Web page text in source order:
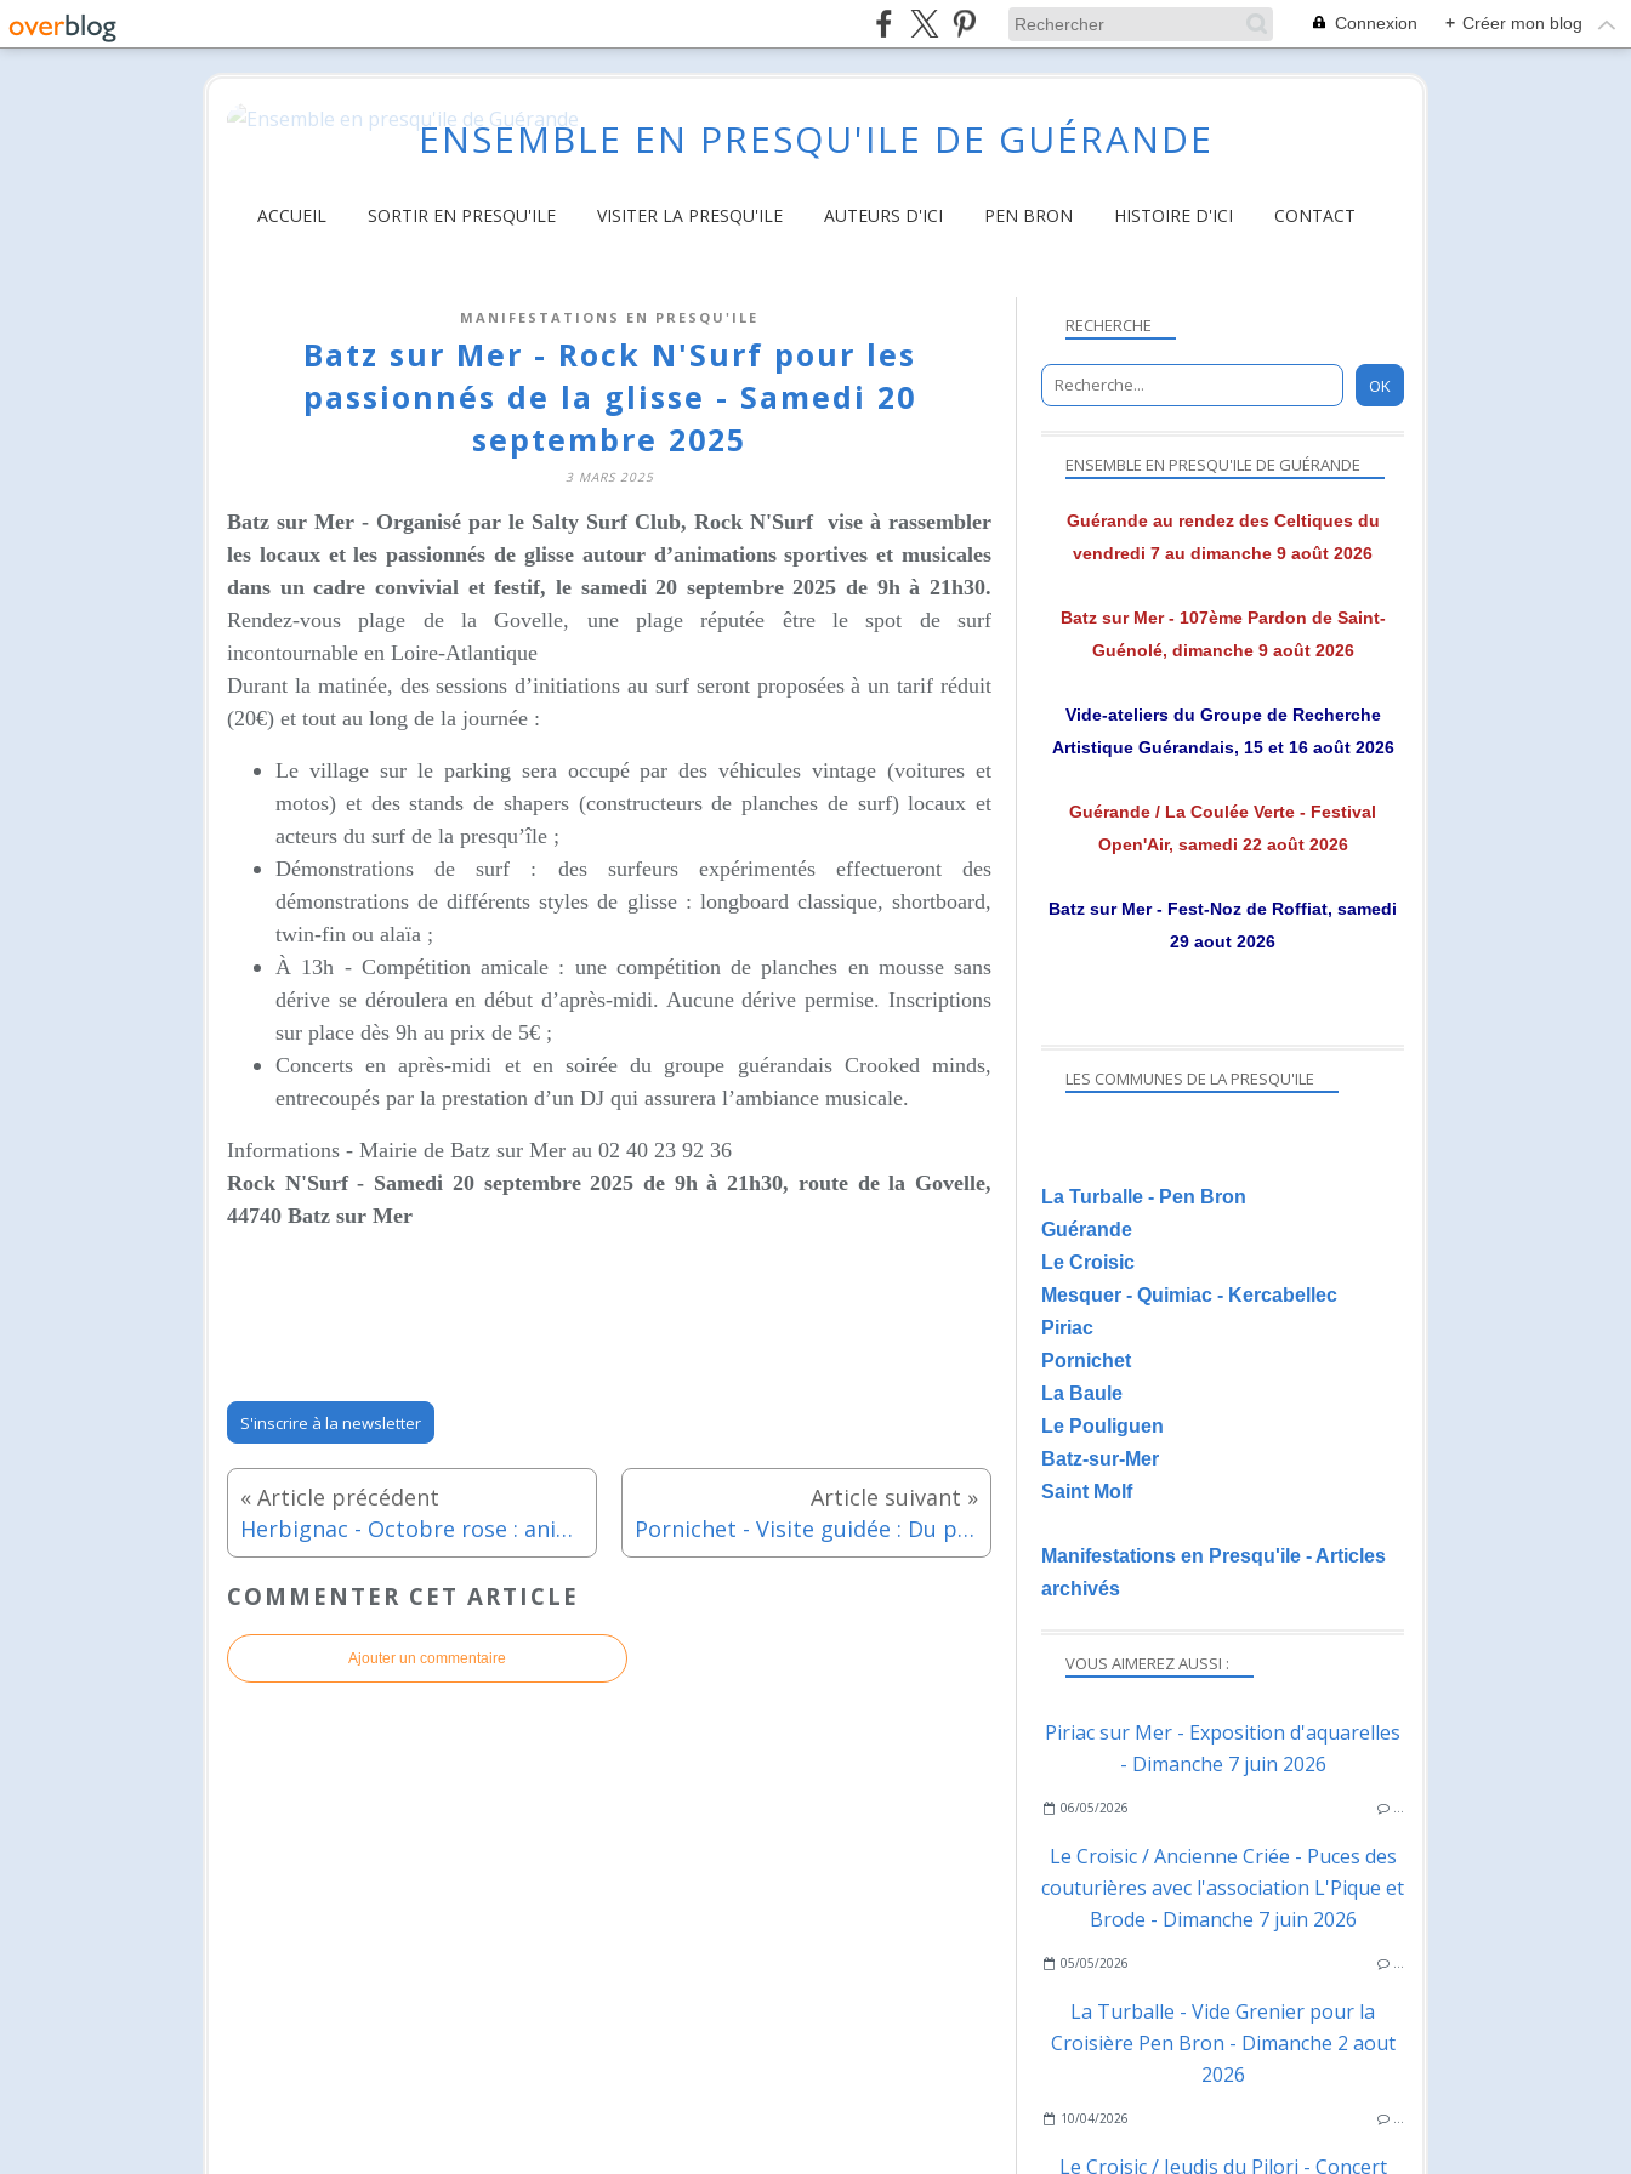
Connexion + Créer mon blog
ENSEMBLE EN PRESQU'ILE DE GUÉRANDE
ACCUEIL SORTIR EN PRESQU'ILE VISITER LA PRESQU'ILE AUTEURS D'ICI PEN BRON HISTOIRE D'ICI CONTACT
MANIFESTATIONS EN PRESQU'ILE
Batz sur Mer - Rock N'Surf pour les
passionnés de la glisse - Samedi 20
septembre 2025
3 MARS 2025
Batz sur Mer - Organisé par le Salty Surf Club, Rock N'Surf vise à rassembler
les locaux et les passionnés de glisse autour d’animations sportives et musicales
dans un cadre convivial et festif, le samedi 20 septembre 2025 de 9h à 21h30.
Rendez-vous plage de la Govelle, une plage réputée être le spot de surf
incontournable en Loire-Atlantique
Durant la matinée, des sessions d’initiations au surf seront proposées à un tarif réduit
(20€) et tout au long de la journée :
Le village sur le parking sera occupé par des véhicules vintage (voitures et
motos) et des stands de shapers (constructeurs de planches de surf) locaux et
acteurs du surf de la presqu’île ;
Démonstrations de surf : des surfeurs expérimentés effectueront des
démonstrations de différents styles de glisse : longboard classique, shortboard,
twin-fin ou alaïa ;
À 13h - Compétition amicale : une compétition de planches en mousse sans
dérive se déroulera en début d’après-midi. Aucune dérive permise. Inscriptions
sur place dès 9h au prix de 5€ ;
Concerts en après-midi et en soirée du groupe guérandais Crooked minds,
entrecoupés par la prestation d’un DJ qui assurera l’ambiance musicale.
Informations - Mairie de Batz sur Mer au 02 40 23 92 36
Rock N'Surf - Samedi 20 septembre 2025 de 9h à 21h30, route de la Govelle,
44740 Batz sur Mer
S'inscrire à la newsletter
Herbignac - Octobre rose : animations et zumba party - Vendredi 26 septembre 2025 Pornichet - Visite guidée : Du port niché à la plaisance - Samedi 20 septembre 2025
COMMENTER CET ARTICLE
Ajouter un commentaire
RECHERCHE
VOUS AIMEREZ AUSSI :
Piriac sur Mer - Exposition d'aquarelles
- Dimanche 7 juin 2026
06/05/2026 …
Le Croisic / Ancienne Criée - Puces des
couturières avec l'association L'Pique et
Brode - Dimanche 7 juin 2026
05/05/2026 …
La Turballe - Vide Grenier pour la
Croisière Pen Bron - Dimanche 2 aout
2026
10/04/2026 …
Le Croisic / Jeudis du Pilori - Concert
ENSEMBLE EN PRESQU'ILE DE GUÉRANDE
Guérande au rendez des Celtiques du
vendredi 7 au dimanche 9 août 2026
Batz sur Mer - 107ème Pardon de Saint-
Guénolé, dimanche 9 août 2026
Vide-ateliers du Groupe de Recherche
Artistique Guérandais, 15 et 16 août 2026
Guérande / La Coulée Verte - Festival
Open'Air, samedi 22 août 2026
Batz sur Mer - Fest-Noz de Roffiat, samedi
29 aout 2026
LES COMMUNES DE LA PRESQU'ILE
La Turballe - Pen Bron
Guérande
Le Croisic
Mesquer - Quimiac - Kercabellec
Piriac
Pornichet
La Baule
Le Pouliguen
Batz-sur-Mer
Saint Molf
Manifestations en Presqu'ile - Articles
archivés